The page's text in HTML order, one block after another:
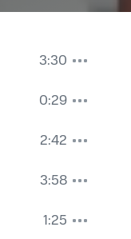
3:30
0:29
2:42
3:58
1:25